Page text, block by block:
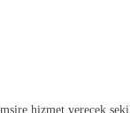
hizmet verecek